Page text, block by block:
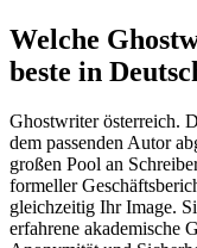
Welche
beste in
Ghostwriter österreich.
dem passenden Autor
großen Pool an
formeller
gleichzeitig Ihr Image.
erfahrene akademische